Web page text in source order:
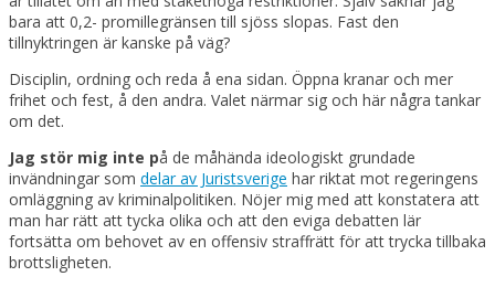
bara att 0,2- promillegränsen till sjöss slopas. Fast den
tillnyktringen är kanske på väg?
Disciplin, ordning och reda å ena sidan. Öppna kranar och mer
frihet och fest, å den andra. Valet närmar sig och här några tankar
om det.
Jag stör mig inte på de måhända ideologiskt grundade
invändningar som delar av Juristsverige har riktat mot regeringens
omläggning av kriminalpolitiken. Nöjer mig med att konstatera att
man har rätt att tycka olika och att den eviga debatten lär
fortsätta om behovet av en offensiv straffrätt för att trycka tillbaka
brottsligheten.